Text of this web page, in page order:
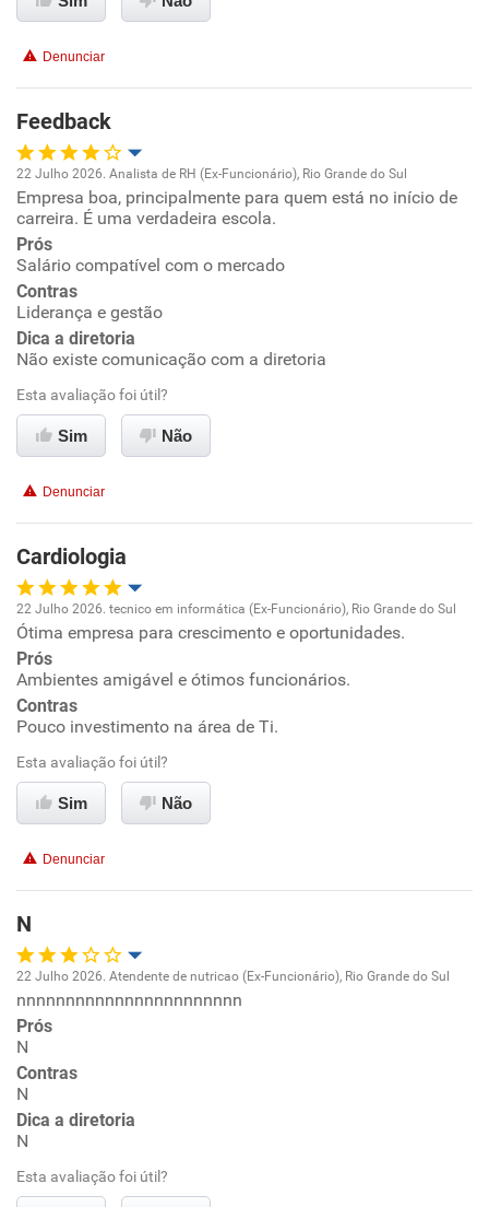
Benefícios
Recomenda esta empresa
Recomenda a diretoria
Denunciar
Feedback
Oportunidade de promoção
Ambiente de trabalho
Conciliação com a vida familiar
Benefícios
Recomenda esta empresa
Recomenda a diretoria
22 Julho 2026. Analista de RH (Ex-Funcionário), Rio Grande do Sul
Empresa boa, principalmente para quem está no início de
carreira. É uma verdadeira escola.
Prós
Salário compatível com o mercado
Contras
Liderança e gestão
Dica a diretoria
Não existe comunicação com a diretoria
Esta avaliação foi útil?
Sim Não
Denunciar
Cardiologia
Oportunidade de promoção
Ambiente de trabalho
Benefícios
Recomenda esta empresa
Recomenda a diretoria
22 Julho 2026. tecnico em informática (Ex-Funcionário), Rio Grande do Sul
Ótima empresa para crescimento e oportunidades.
Prós
Ambientes amigável e ótimos funcionários.
Contras
Pouco investimento na área de Ti.
Esta avaliação foi útil?
Sim Não
Denunciar
N
Oportunidade de promoção
Conciliação com a vida familiar
22 Julho 2026. Atendente de nutricao (Ex-Funcionário), Rio Grande do Sul
nnnnnnnnnnnnnnnnnnnnnnn
Prós
N
Contras
N
Dica a diretoria
N
Esta avaliação foi útil?